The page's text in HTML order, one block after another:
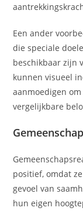
Een ander
die speciale
beschikbaar zijn
kunnen visueel
aanmoedigen
vergelijkbare
positief, omdat
gevoel van
hun eigen